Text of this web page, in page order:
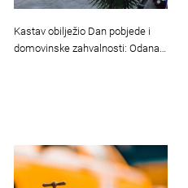
Kastav obilježio Dan pobjede i
domovinske zahvalnosti: Odana…